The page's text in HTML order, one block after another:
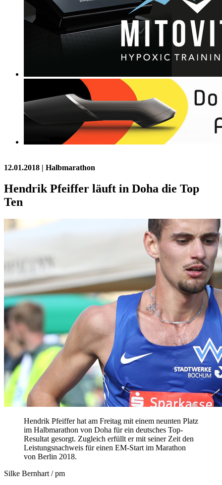
12.01.2018 | Halbmarathon
Hendrik Pfeiffer läuft in Doha die Top
Ten
Hendrik Pfeiffer hat am Freitag mit einem neunten Platz
im Halbmarathon von Doha für ein deutsches Top-
Resultat gesorgt. Zugleich erfüllt er mit seiner Zeit den
Leistungsnachweis für einen EM-Start im Marathon
von Berlin 2018.
Silke Bernhart / pm